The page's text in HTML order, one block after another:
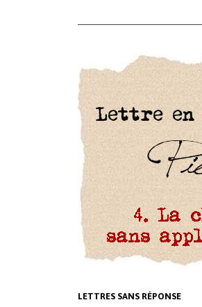
LETTRES SANS RÉPONSE